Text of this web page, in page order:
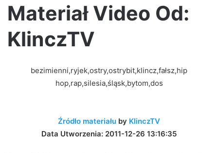
Materiał Video Od:
KlinczTV
bezimienni,ryjek,ostry,ostrybit,klincz,fałsz,hip
hop,rap,silesia,śląsk,bytom,dos
Źródło materiału by KlinczTV
Data Utworzenia: 2011-12-26 13:16:35